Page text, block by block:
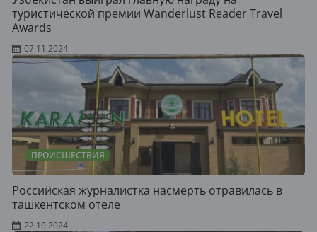
туристической премии Wanderlust Reader Travel
Awards
07.11.2024
ПРОИСШЕСТВИЯ
Российская журналистка насмерть отравилась в
ташкентском отеле
22.10.2024